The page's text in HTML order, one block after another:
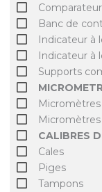
Banc de
Indicateur à
Indicateur à
Supports
CALIBRES
Cales
Piges
Tampons